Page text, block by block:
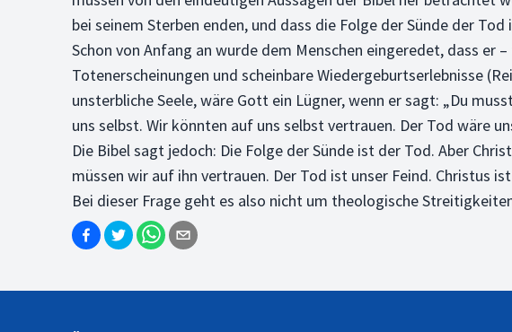
bei seinem Sterben enden, und dass die Folge der Sünde der
Schon von Anfang an wurde dem Menschen eingeredet, dass er
Totenerscheinungen und scheinbare Wiedergeburtserlebnisse
unsterbliche Seele, wäre Gott ein Lügner, wenn er sagt: „Du
uns selbst. Wir könnten auf uns selbst vertrauen. Der Tod wäre
Die Bibel sagt jedoch: Die Folge der Sünde ist der Tod. Aber
müssen wir auf ihn vertrauen. Der Tod ist unser Feind. Christus
Bei dieser Frage geht es also nicht um theologische